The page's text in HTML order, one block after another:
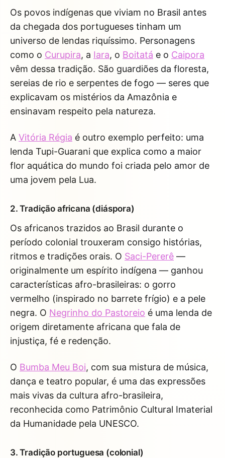
Os povos indígenas que viviam no Brasil antes
da chegada dos portugueses tinham um
universo de lendas riquíssimo. Personagens
como o Curupira, a Iara, o Boitatá e o Caipora
vêm dessa tradição. São guardiões da floresta,
sereias de rio e serpentes de fogo — seres que
explicavam os mistérios da Amazônia e
ensinavam respeito pela natureza.
A Vitória Régia é outro exemplo perfeito: uma
lenda Tupi-Guarani que explica como a maior
flor aquática do mundo foi criada pelo amor de
uma jovem pela Lua.
2. Tradição africana (diáspora)
Os africanos trazidos ao Brasil durante o
período colonial trouxeram consigo histórias,
ritmos e tradições orais. O Saci-Pererê —
originalmente um espírito indígena — ganhou
características afro-brasileiras: o gorro
vermelho (inspirado no barrete frígio) e a pele
negra. O Negrinho do Pastoreio é uma lenda de
origem diretamente africana que fala de
injustiça, fé e redenção.
O Bumba Meu Boi, com sua mistura de música,
dança e teatro popular, é uma das expressões
mais vivas da cultura afro-brasileira,
reconhecida como Patrimônio Cultural Imaterial
da Humanidade pela UNESCO.
3. Tradição portuguesa (colonial)